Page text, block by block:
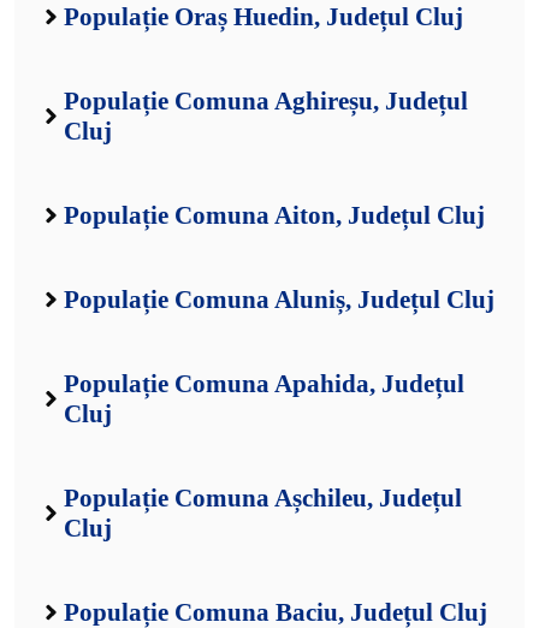
Populație Oraș Huedin, Județul Cluj
Populație Comuna Aghireșu, Județul
Cluj
Populație Comuna Aiton, Județul Cluj
Populație Comuna Aluniș, Județul Cluj
Populație Comuna Apahida, Județul
Cluj
Populație Comuna Așchileu, Județul
Cluj
Populație Comuna Baciu, Județul Cluj